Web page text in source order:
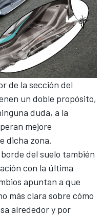
de la sección del
un doble propósito,
duda, a la
mejore
dicha zona.
del suelo también
con la última
apuntan a que
más clara sobre cómo
alrededor y por